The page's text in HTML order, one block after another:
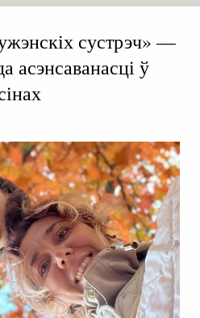
сустрэч» —
асэнсаванасці ў